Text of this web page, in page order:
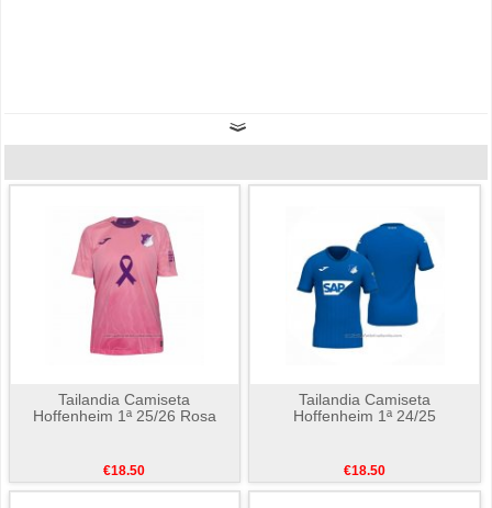
Tailandia Camiseta
Hoffenheim 1ª 25/26 Rosa
€18.50
Tailandia Camiseta
Hoffenheim 1ª 24/25
€18.50